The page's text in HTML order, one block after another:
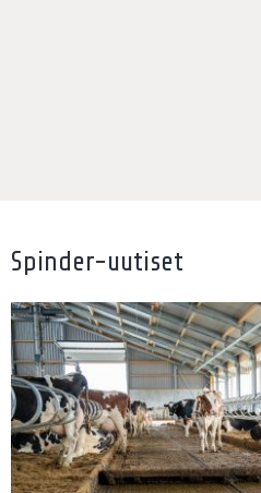
Spinder-uutiset